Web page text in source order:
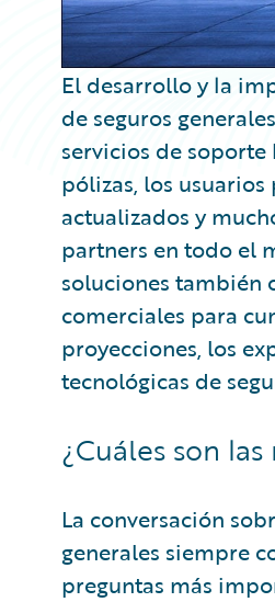
El desarrollo y la
de seguros
servicios de
pólizas, los
actualizados y
partners en todo el
soluciones también
comerciales para
proyecciones, los
tecnológicas de
¿Cuáles son
La conversación
generales siempre
preguntas más